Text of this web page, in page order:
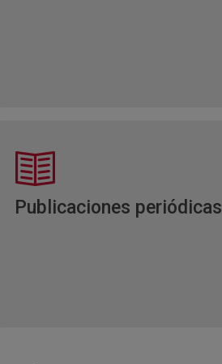
Publicaciones periódicas